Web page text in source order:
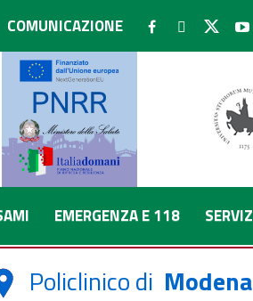
COMUNICAZIONE
EMERGENZA E 118
Policlinico di Modena